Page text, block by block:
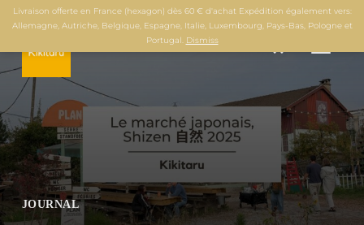
Livraison offerte en France (hexagon) dès 60 € d'achat Expédition également vers:
Allemagne, Autriche, Belgique, Espagne, Italie, Luxembourg, Pays-Bas, Pologne et
Portugal. Dismiss
JOURNAL